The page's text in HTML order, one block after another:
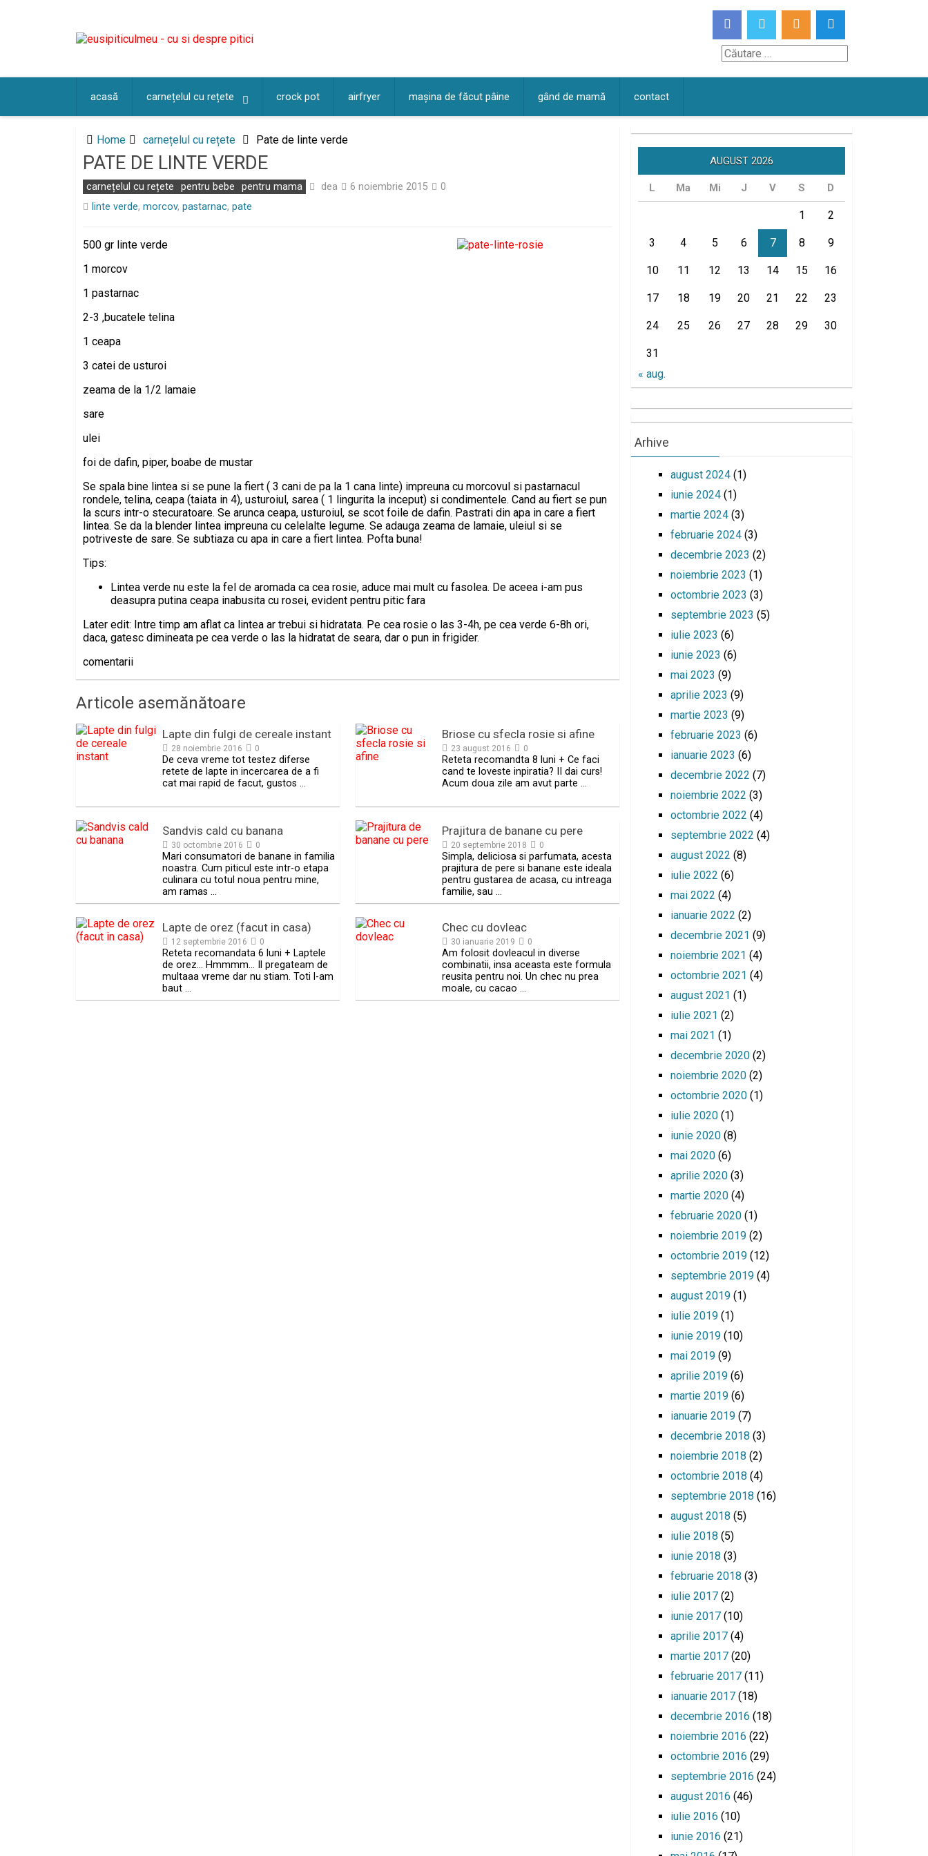
Căutare
acasă carnețelul cu rețete crock pot airfryer mașina de făcut pâine gând de mamă contact
Home carnețelul cu rețete Pate de linte verde
PATE DE LINTE VERDE
carnețelul cu rețete pentru bebe pentru mama dea 6 noiembrie 2015
0
linte verde, morcov, pastarnac, pate
500 gr linte verde
1 morcov
1 pastarnac
2-3 ,bucatele telina
1 ceapa
3 catei de usturoi
zeama de la 1/2 lamaie
sare
ulei
foi de dafin, piper, boabe de mustar
Se spala bine lintea si se pune la fiert ( 3 cani de pa la 1 cana linte) impreuna cu morcovul si pastarnacul
rondele, telina, ceapa (taiata in 4), usturoiul, sarea ( 1 lingurita la inceput) si condimentele. Cand au fiert se pun
la scurs intr-o stecuratoare. Se arunca ceapa, usturoiul, se scot foile de dafin. Pastrati din apa in care a fiert
lintea. Se da la blender lintea impreuna cu celelalte legume. Se adauga zeama de lamaie, uleiul si se
potriveste de sare. Se subtiaza cu apa in care a fiert lintea. Pofta buna!
Tips:
Lintea verde nu este la fel de aromada ca cea rosie, aduce mai mult cu fasolea. De aceea i-am pus
deasupra putina ceapa inabusita cu rosei, evident pentru pitic fara
Later edit: Intre timp am aflat ca lintea ar trebui si hidratata. Pe cea rosie o las 3-4h, pe cea verde 6-8h ori,
daca, gatesc dimineata pe cea verde o las la hidratat de seara, dar o pun in frigider.
comentarii
Articole asemănătoare
Lapte din fulgi de cereale instant
28 noiembrie 2016 0
De ceva vreme tot testez diferse
retete de lapte in incercarea de a fi
cat mai rapid de facut, gustos …
Briose cu sfecla rosie si afine
23 august 2016 0
Reteta recomandta 8 luni + Ce faci
cand te loveste inpiratia? II dai curs!
Acum doua zile am avut parte …
Sandvis cald cu banana
30 octombrie 2016 0
Mari consumatori de banane in familia
noastra. Cum piticul este intr-o etapa
culinara cu totul noua pentru mine,
am ramas …
Prajitura de banane cu pere
20 septembrie 2018 0
Simpla, deliciosa si parfumata, acesta
prajitura de pere si banane este ideala
pentru gustarea de acasa, cu intreaga
familie, sau …
Lapte de orez (facut in casa)
12 septembrie 2016 0
Reteta recomandata 6 luni + Laptele
de orez… Hmmmm… Il pregateam de
multaaa vreme dar nu stiam. Toti l-am
baut …
Chec cu dovleac
30 ianuarie 2019 0
Am folosit dovleacul in diverse
combinatii, insa aceasta este formula
reusita pentru noi. Un chec nu prea
moale, cu cacao …
AUGUST 2026
L Ma Mi J V S D
1 2
3 4 5 6 7 8 9
10 11 12 13 14 15 16
17 18 19 20 21 22 23
24 25 26 27 28 29 30
31
« aug.
Arhive
august 2024 (1)
iunie 2024 (1)
martie 2024 (3)
februarie 2024 (3)
decembrie 2023 (2)
noiembrie 2023 (1)
octombrie 2023 (3)
septembrie 2023 (5)
iulie 2023 (6)
iunie 2023 (6)
mai 2023 (9)
aprilie 2023 (9)
martie 2023 (9)
februarie 2023 (6)
ianuarie 2023 (6)
decembrie 2022 (7)
noiembrie 2022 (3)
octombrie 2022 (4)
septembrie 2022 (4)
august 2022 (8)
iulie 2022 (6)
mai 2022 (4)
ianuarie 2022 (2)
decembrie 2021 (9)
noiembrie 2021 (4)
octombrie 2021 (4)
august 2021 (1)
iulie 2021 (2)
mai 2021 (1)
decembrie 2020 (2)
noiembrie 2020 (2)
octombrie 2020 (1)
iulie 2020 (1)
iunie 2020 (8)
mai 2020 (6)
aprilie 2020 (3)
martie 2020 (4)
februarie 2020 (1)
noiembrie 2019 (2)
octombrie 2019 (12)
septembrie 2019 (4)
august 2019 (1)
iulie 2019 (1)
iunie 2019 (10)
mai 2019 (9)
aprilie 2019 (6)
martie 2019 (6)
ianuarie 2019 (7)
decembrie 2018 (3)
noiembrie 2018 (2)
octombrie 2018 (4)
septembrie 2018 (16)
august 2018 (5)
iulie 2018 (5)
iunie 2018 (3)
februarie 2018 (3)
iulie 2017 (2)
iunie 2017 (10)
aprilie 2017 (4)
martie 2017 (20)
februarie 2017 (11)
ianuarie 2017 (18)
decembrie 2016 (18)
noiembrie 2016 (22)
octombrie 2016 (29)
septembrie 2016 (24)
august 2016 (46)
iulie 2016 (10)
iunie 2016 (21)